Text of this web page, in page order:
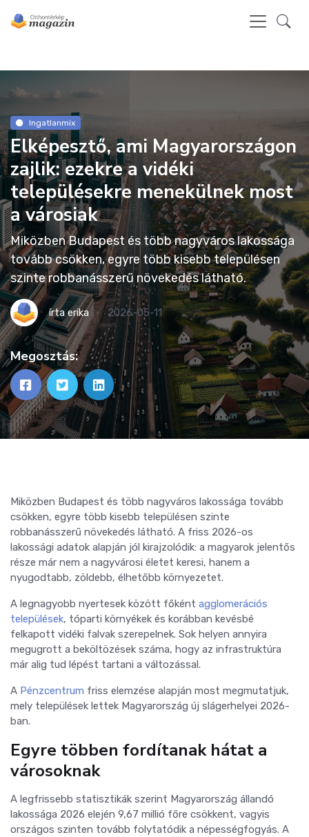
Ingatlanmix
Elképesztő, ami Magyarországon
zajlik: ezekre a vidéki
településekre menekülnek most
a városiak
Miközben Budapest és több nagyváros lakossága
tovább csökken, egyre több kisebb településen
szinte robbanásszerű növekedés látható.
írtaerika 2026-05-11
Megosztás:
Miközben Budapest és több nagyváros lakossága tovább
csökken, egyre több kisebb településen szinte
robbanásszerű növekedés látható. A friss 2026-os
lakossági adatok alapján jól kirajzolódik: a magyarok jelentős
része már nem a nagyvárosi életet keresi, hanem a
nyugodtabb, zöldebb, élhetőbb környezetet.
A legnagyobb nyertesek között főként agglomerációs
települések, tóparti környékek és korábban kevésbé
felkapott vidéki falvak szerepelnek. Sok helyen annyira
megugrott a beköltözések száma, hogy az infrastruktúra
már alig tud lépést tartani a változással.
A Pénzcentrum friss elemzése alapján most megmutatjuk,
mely települések lettek Magyarország új slágerhelyei 2026-
ban.
Egyre többen fordítanak hátat a
városoknak
A legfrissebb statisztikák szerint Magyarország állandó
lakossága 2026 elején 9,67 millió főre csökkent, vagyis
országos szinten tovább folytatódik a népességfogyás. A